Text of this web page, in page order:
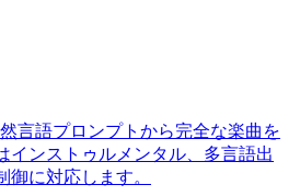
言語プロンプトから完全な楽曲を
インストゥルメンタル、多言語出
御に対応します。